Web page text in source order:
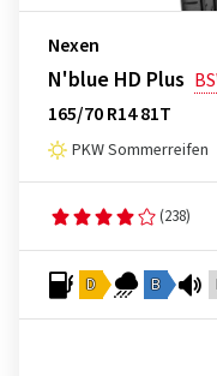
Nexen
N'blue HD Plus
165/70 R14 81T
PKW Sommerreifen
(238)
D B